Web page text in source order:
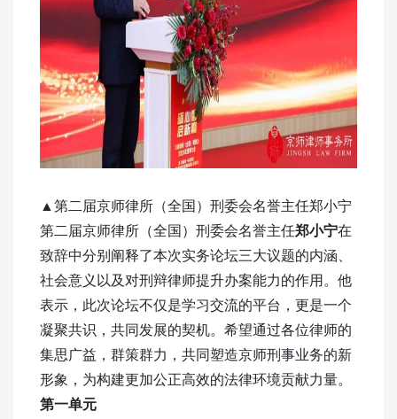
▲第二届京师律所（全国）刑委会名誉主任郑小宁
第二届京师律所（全国）刑委会名誉主任郑小宁在
致辞中分别阐释了本次实务论坛三大议题的内涵、
社会意义以及对刑辩律师提升办案能力的作用。他
表示，此次论坛不仅是学习交流的平台，更是一个
凝聚共识，共同发展的契机。希望通过各位律师的
集思广益，群策群力，共同塑造京师刑事业务的新
形象，为构建更加公正高效的法律环境贡献力量。
第一单元